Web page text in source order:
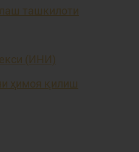
ташкилоти
(ИНИ)
ҳимоя қилиш